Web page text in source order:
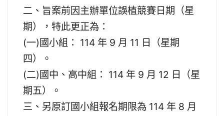
二、旨案前因主辦單位誤植競賽日期（星
期），特此更正為：
(一)國小組： 114 年 9 月 11 日（星期
四）。
(二)國中、高中組： 114 年 9 月 12 日（星
期五）。
三、另原訂國小組報名期限為 114 年 8 月